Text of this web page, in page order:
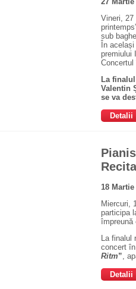
Vineri, 27
sub
În
premiului
La
Valentin
se va
Detalii
18
Miercuri,
participa
împreună
La finalul
concert
Ritm”,
Detalii